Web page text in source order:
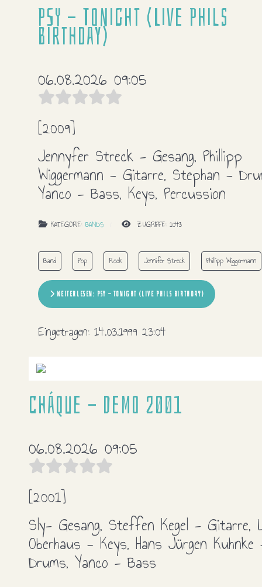
PSY - Tonight (Live Phils
Birthday)
06.08.2026 09:05
[2009]
Jennyfer Streck - Gesang, Phillipp
Wiggermann - Gitarre, Stephan -
Yanco - Bass, Keys, Percussion
KATEGORIE: BANDS ZUGRIFFE: 1043
Band Pop Rock Jennifer Streck Phillipp Wiggermann
WEITERLESEN: PSY - TONIGHT (LIVE PHILS BIRTHDAY)
Eingetragen: 14.03.1999 23:04
Cháque - Demo 2001
06.08.2026 09:05
[2001]
Sly- Gesang, Steffen Kegel - Gitarre,
Oberhaus - Keys, Hans Jürgen
Drums, Yanco - Bass